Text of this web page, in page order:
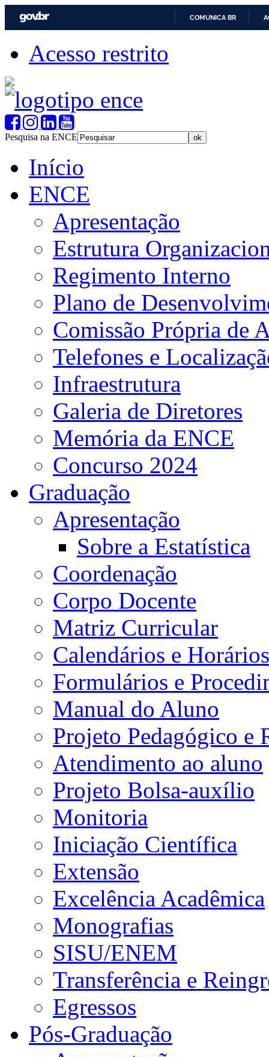
COMUNICA BR
Acesso restrito
Pesquisa na ENCE
Início
ENCE
Apresentação
Estrutura
Regimento Interno
Plano de
Comissão Própria de
Telefones e
Infraestrutura
Galeria de Diretores
Memória da ENCE
Concurso 2024
Graduação
Apresentação
Sobre a Estatística
Coordenação
Corpo Docente
Matriz Curricular
Calendários e Horários
Formulários e
Manual do Aluno
Projeto Pedagógico e
Atendimento ao aluno
Projeto Bolsa-auxílio
Monitoria
Iniciação Científica
Extensão
Excelência Acadêmica
Monografias
SISU/ENEM
Transferência e
Egressos
Pós-Graduação